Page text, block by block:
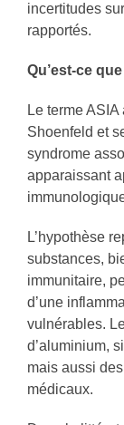
incertitudes
rapportés.
Qu’est-ce
Le terme
Shoenfeld et
syndrome
apparaissant
L’hypothèse
substances,
immunitaire,
d’une
vulnérables.
d’aluminium,
mais aussi
médicaux.